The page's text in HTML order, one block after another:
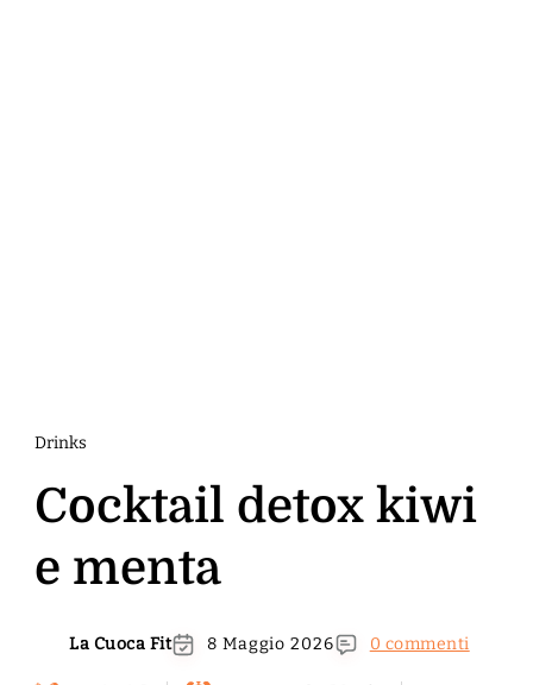
Drinks
Cocktail detox kiwi
e menta
La Cuoca Fit 8 Maggio 2026 0 commenti